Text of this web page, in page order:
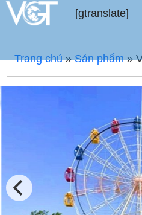
[gtranslate]
Trang chủ»Sản phẩm»